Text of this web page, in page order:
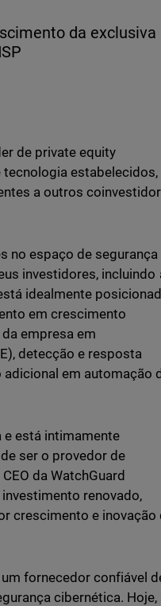
da exclusiva
de private equity
estabelecidos,
a outros
no espaço de segurança
investidores, incluindo
idealmente
em crescimento
empresa em
detecção e resposta
adicional em automação
e está intimamente
ser o provedor de
da WatchGuard
renovado,
crescimento e inovação
fornecedor confiável
cibernética. Hoje,